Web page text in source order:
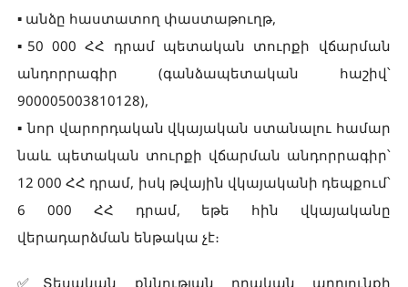
▪️ անձը հաստատող փաստաթուղթ,
▪️50 000 ՀՀ դրամ պետական տուրքի վճարման
անդորրագիր (գանձապետական հաշիվ՝
900005003810128),
▪️ նոր վարորդական վկայական ստանալու համար
նաև պետական տուրքի վճարման անդորրագիր՝
12 000 ՀՀ դրամ, իսկ թվային վկայականի դեպքում՝
6 000 ՀՀ դրամ, եթե հին վկայականը
վերադարձման ենթակա չէ։
✅Տեսական քննության դրական արդյունքի